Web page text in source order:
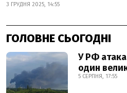
3 ГРУДНЯ 2025, 14:55
ГОЛОВНЕ СЬОГОДНІ
У РФ
один
5 СЕРПНЯ, 17:55